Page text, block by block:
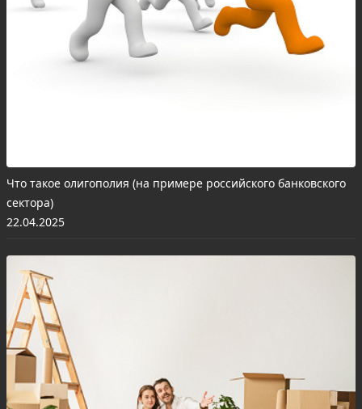
Что такое олигополия (на примере российского банковского
сектора)
22.04.2025